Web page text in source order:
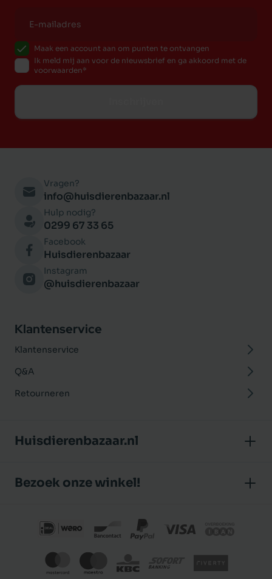
Maak een account aan om punten te ontvangen
Ik meld mij aan voor de nieuwsbrief en ga akkoord met de
voorwaarden
Vragen?
info@huisdierenbazaar.nl
Hulp nodig?
0299 67 33 65
Facebook
Huisdierenbazaar
Instagram
@huisdierenbazaar
Klantenservice
Klantenservice
Q&A
Retourneren
Huisdierenbazaar.nl
Klantbeoordelingen
Privacybeleid
Bezoek onze winkel!
J.P. Poelstraat 8
Nederland